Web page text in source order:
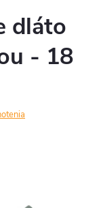
dláto
- 18